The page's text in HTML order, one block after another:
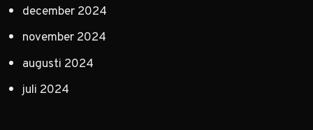
december 2024
november 2024
augusti 2024
juli 2024